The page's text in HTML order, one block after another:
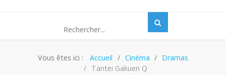
Vous êtes ici : Accueil Cinéma
Dramas
Tantei Gakuen Q